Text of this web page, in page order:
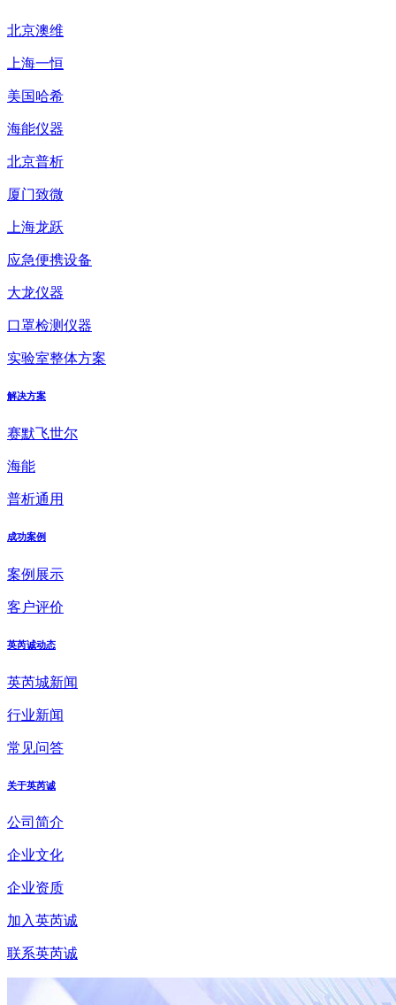
北京澳维
上海一恒
美国哈希
海能仪器
北京普析
厦门致微
上海龙跃
应急便携设备
大龙仪器
口罩检测仪器
实验室整体方案
解决方案
赛默飞世尔
海能
普析通用
成功案例
案例展示
客户评价
英芮诚动态
英芮城新闻
行业新闻
常见问答
关于英芮诚
公司简介
企业文化
企业资质
加入英芮诚
联系英芮诚